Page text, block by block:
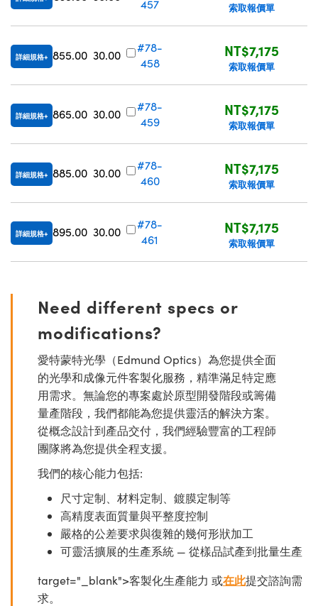
457 索取報價單
詳細規格 855.00 30.00
#78-
458
NT$7,175
索取報價單
詳細規格 865.00 30.00
#78-
459
NT$7,175
索取報價單
詳細規格 885.00 30.00
#78-
460
NT$7,175
索取報價單
詳細規格 895.00 30.00
#78-
461
NT$7,175
索取報價單
Need different specs or
modifications?
愛特蒙特光學（Edmund Optics）為您提供全面
的光學和成像元件客製化服務，精準滿足特定應
用需求。無論您的專案處於原型開發階段或籌備
量產階段，我們都能為您提供靈活的解決方案。
從概念設計到產品交付，我們經驗豐富的工程師
團隊將為您提供全程支援。
我們的核心能力包括:
尺寸定制、材料定制、鍍膜定制等
高精度表面質量與平整度控制
嚴格的公差要求與復雜的幾何形狀加工
可靈活擴展的生產系統 — 從樣品試產到批量生產
target="_blank">客製化生產能力 或在此提交諮詢需
求。